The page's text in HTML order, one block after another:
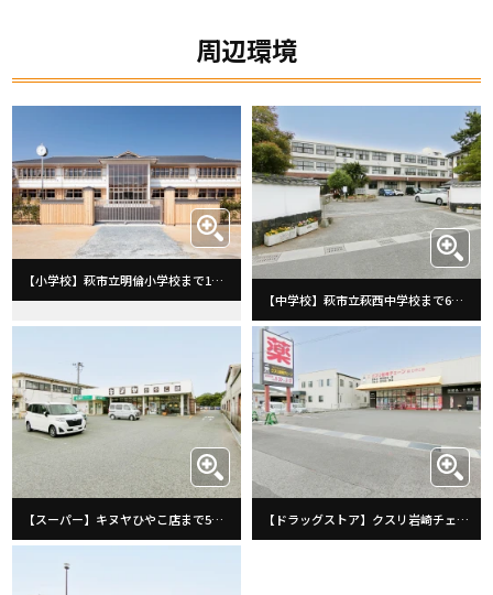
周辺環境
【小学校】萩市立明倫小学校まで1007m
【中学校】萩市立萩西中学校まで633m
【スーパー】キヌヤひやこ店まで504m 【ドラッグストア】クスリ岩崎チェーン萩ひやこ店まで525m